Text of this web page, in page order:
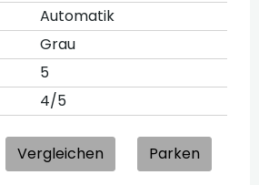
Automatik
Grau
5
4/5
Vergleichen Parken